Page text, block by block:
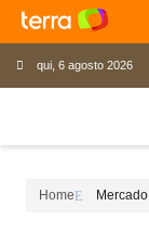
qui, 6 agosto 2026
Home Mercado